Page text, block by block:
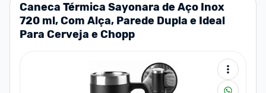
Caneca Térmica Sayonara de Aço Inox
720 ml, Com Alça, Parede Dupla e Ideal
Para Cerveja e Chopp